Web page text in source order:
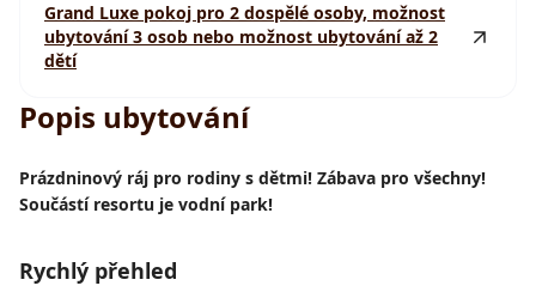
Grand Luxe pokoj pro 2 dospělé osoby, možnost
ubytování 3 osob nebo možnost ubytování až 2
dětí
Popis ubytování
Prázdninový ráj pro rodiny s dětmi! Zábava pro všechny!
Součástí resortu je vodní park!
Rychlý přehled